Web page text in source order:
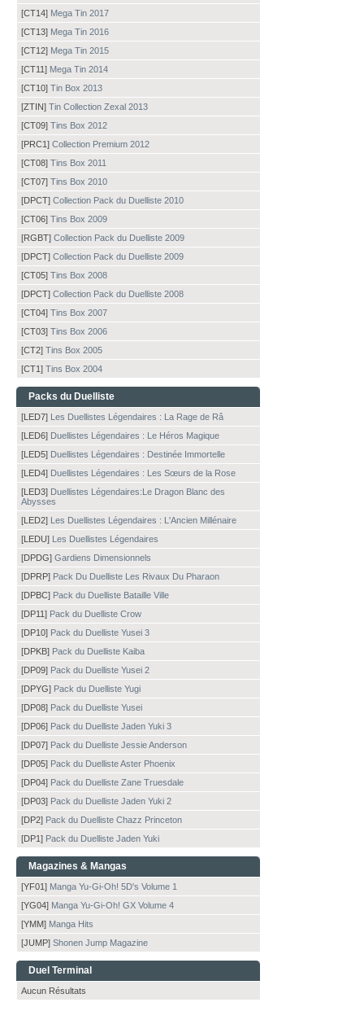
[CT14] Mega Tin 2017
[CT13] Mega Tin 2016
[CT12] Mega Tin 2015
[CT11] Mega Tin 2014
[CT10] Tin Box 2013
[ZTIN] Tin Collection Zexal 2013
[CT09] Tins Box 2012
[PRC1] Collection Premium 2012
[CT08] Tins Box 2011
[CT07] Tins Box 2010
[DPCT] Collection Pack du Duelliste 2010
[CT06] Tins Box 2009
[RGBT] Collection Pack du Duelliste 2009
[DPCT] Collection Pack du Duelliste 2009
[CT05] Tins Box 2008
[DPCT] Collection Pack du Duelliste 2008
[CT04] Tins Box 2007
[CT03] Tins Box 2006
[CT2] Tins Box 2005
[CT1] Tins Box 2004
Packs du Duelliste
[LED7] Les Duellistes Légendaires : La Rage de Râ
[LED6] Duellistes Légendaires : Le Héros Magique
[LED5] Duellistes Légendaires : Destinée Immortelle
[LED4] Duellistes Légendaires : Les Sœurs de la Rose
[LED3] Duellistes Légendaires:Le Dragon Blanc des
Abysses
[LED2] Les Duellistes Légendaires : L'Ancien Millénaire
[LEDU] Les Duellistes Légendaires
[DPDG] Gardiens Dimensionnels
[DPRP] Pack Du Duelliste Les Rivaux Du Pharaon
[DPBC] Pack du Duelliste Bataille Ville
[DP11] Pack du Duelliste Crow
[DP10] Pack du Duelliste Yusei 3
[DPKB] Pack du Duelliste Kaiba
[DP09] Pack du Duelliste Yusei 2
[DPYG] Pack du Duelliste Yugi
[DP08] Pack du Duelliste Yusei
[DP06] Pack du Duelliste Jaden Yuki 3
[DP07] Pack du Duelliste Jessie Anderson
[DP05] Pack du Duelliste Aster Phoenix
[DP04] Pack du Duelliste Zane Truesdale
[DP03] Pack du Duelliste Jaden Yuki 2
[DP2] Pack du Duelliste Chazz Princeton
[DP1] Pack du Duelliste Jaden Yuki
Magazines & Mangas
[YF01] Manga Yu-Gi-Oh! 5D's Volume 1
[YG04] Manga Yu-Gi-Oh! GX Volume 4
[YMM] Manga Hits
[JUMP] Shonen Jump Magazine
Duel Terminal
Aucun Résultats